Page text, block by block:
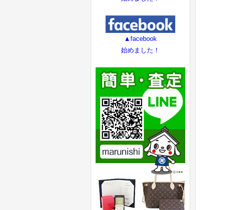
▲facebook
始めました！